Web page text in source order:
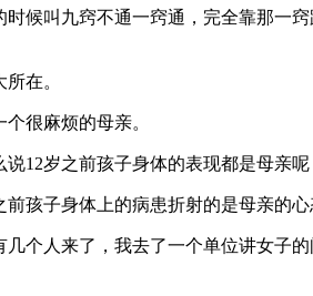
候叫九窍不通一窍通，完全靠那一
在。
很麻烦的母亲。
12岁之前孩子身体的表现都是母亲呢
孩子身体上的病患折射的是母亲的心
个人来了，我去了一个单位讲女子